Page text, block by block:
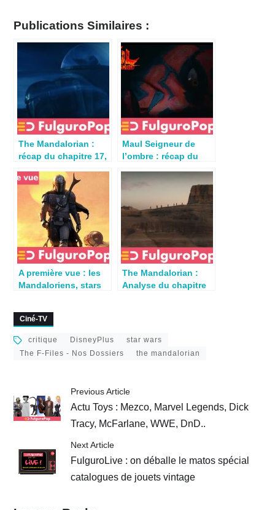
Publications Similaires :
The Mandalorian :
récap du chapitre 17,
Maul Seigneur de
l’ombre : récap du
insidieuse
A première vue : les
Mandaloriens, stars
Wars
The Mandalorian :
Analyse du chapitre
Ciné-TV
critique DisneyPlus
star wars
The F-Files - Nos Dossiers
the mandalorian
Previous Article
Actu Toys : Mezco, Marvel Legends, Dick
Tracy, McFarlane, WWE, DnD..
Next Article
FulguroLive : on déballe le matos spécial
catalogues de jouets vintage